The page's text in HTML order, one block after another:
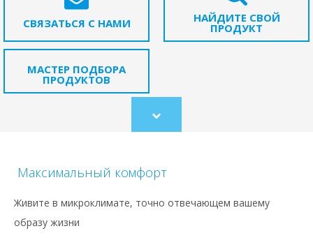
СВЯЗАТЬСЯ С НАМИ НАЙДИТЕ СВОЙ
ПРОДУКТ
МАСТЕР ПОДБОРА
ПРОДУКТОВ
Scroll
to
Максимальный комфорт
Живите в микроклимате, точно отвечающем вашему
образу жизни